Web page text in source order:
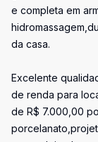
e completa em
da casa.
Excelente
de renda para
de R$ 7.000,00